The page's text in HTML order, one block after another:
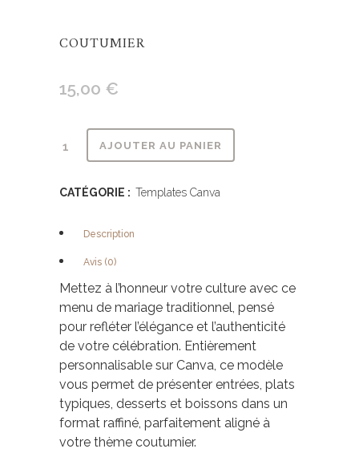
COUTUMIER
15,00 €
AJOUTER AU PANIER
CATÉGORIE : Templates Canva
Description
Avis (0)
Mettez à l’honneur votre culture avec ce
menu de mariage traditionnel, pensé
pour refléter l’élégance et l’authenticité
de votre célébration. Entièrement
personnalisable sur Canva, ce modèle
vous permet de présenter entrées, plats
typiques, desserts et boissons dans un
format raffiné, parfaitement aligné à
votre thème coutumier.